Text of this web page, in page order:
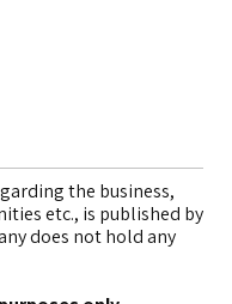
the business,
etc., is published by
does not hold any